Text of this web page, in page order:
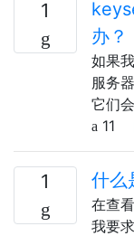
1
办？
如果
服务
它们
11
1 什么
在查
我要